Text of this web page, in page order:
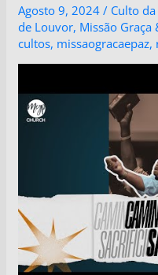
Agosto 9, 2024 / Culto
de Louvor, Missão Graça
cultos, missaogracaepaz,